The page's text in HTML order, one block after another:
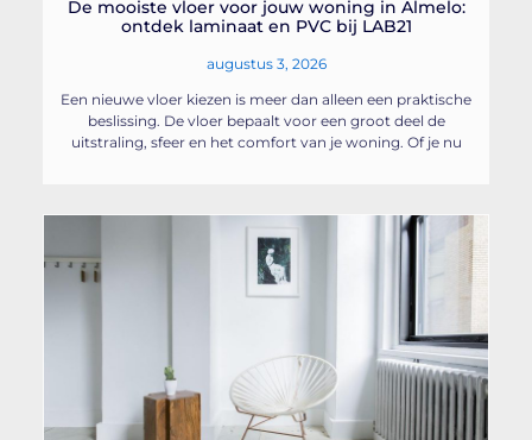
De mooiste vloer voor jouw woning in Almelo:
ontdek laminaat en PVC bij LAB21
augustus 3, 2026
Een nieuwe vloer kiezen is meer dan alleen een praktische
beslissing. De vloer bepaalt voor een groot deel de
uitstraling, sfeer en het comfort van je woning. Of je nu